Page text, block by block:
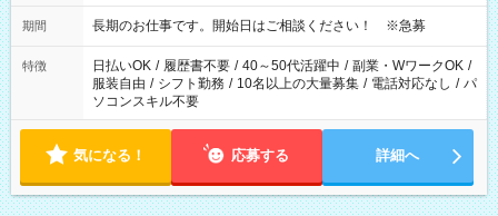
期間 長期のお仕事です。開始日はご相談ください！ ※急募
特徴 日払いOK / 履歴書不要 / 40～50代活躍中 / 副業・WワークOK /
服装自由 / シフト勤務 / 10名以上の大量募集 / 電話対応なし / パ
ソコンスキル不要
気になる！ 応募する 詳細へ